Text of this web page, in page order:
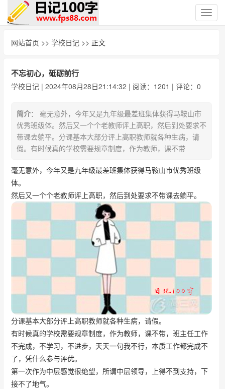
切
换
网站首页 >> 学校日记 >> 正文
不忘初心，砥砺前行
学校日记 | 2024年08月28日21:14:32 | 阅读：1201 | 评论：0
简介： 毫无意外，今年又是九年级最差班集体获得马鞍山市
优秀班级体。然后又一个个老教师评上高职，然后到处要求不
带课去躺平。分课基本大部分评上高职教师就各种生病，请
假。有时候真的学校需要规章制度，作为教师，课不带
毫无意外，今年又是九年级最差班集体获得马鞍山市优秀班级
体。
然后又一个个老教师评上高职，然后到处要求不带课去躺平。
分课基本大部分评上高职教师就各种生病，请假。
有时候真的学校需要规章制度，作为教师，课不带，班主任工作
不完成，不学习，不进步，天天一句我不行，本质工作都完成不
了，凭什么参与评优。
第一次作为中层感觉很绝望，所谓中层领导，上得不到支持，下
接不了地气。